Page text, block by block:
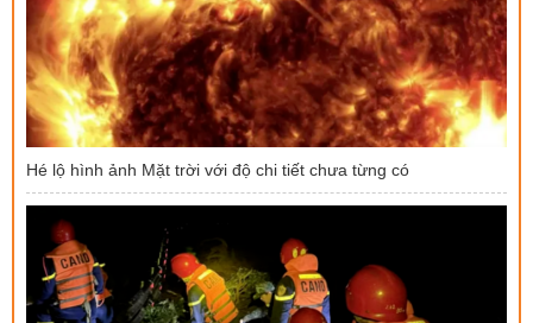
Hé lộ hình ảnh Mặt trời với độ chi tiết chưa từng có